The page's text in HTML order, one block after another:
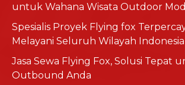
untuk Wahana Wisata Outdoor
Spesialis Proyek Flying fox
Melayani Seluruh Wilayah Indonesia
Jasa Sewa Flying Fox, Solusi Tepat
Outbound Anda